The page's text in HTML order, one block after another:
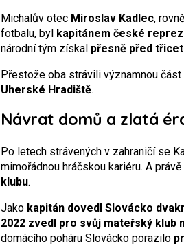
Michalův otec Miroslav Kadlec,
fotbalu, byl kapitánem české
národní tým získal přesně před
Přestože oba strávili významnou
Uherské Hradiště.
Návrat domů a zlatá
Po letech strávených v zahraničí se
mimořádnou hráčskou kariéru. A
klubu.
Jako kapitán dovedl Slovácko
2022 zvedl pro svůj mateřský
domácího poháru Slovácko porazilo